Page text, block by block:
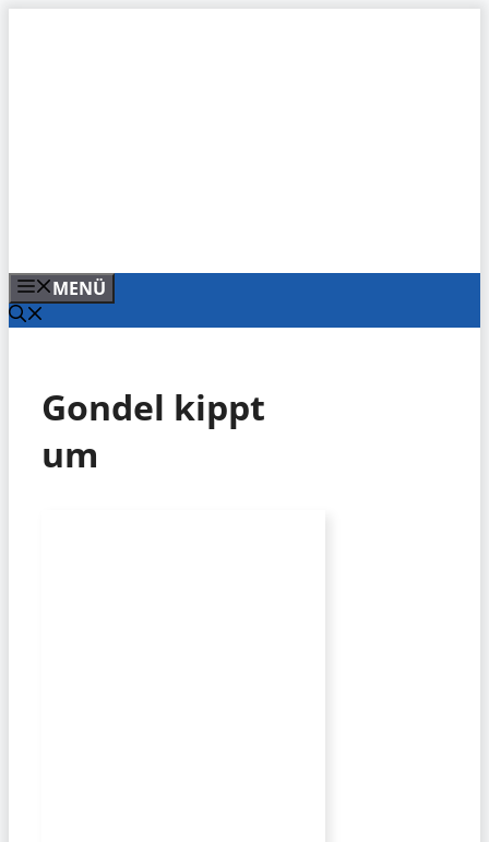
MENÜ
Gondel kippt
um